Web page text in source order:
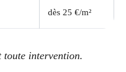
dès 25 €/m²
intervention.